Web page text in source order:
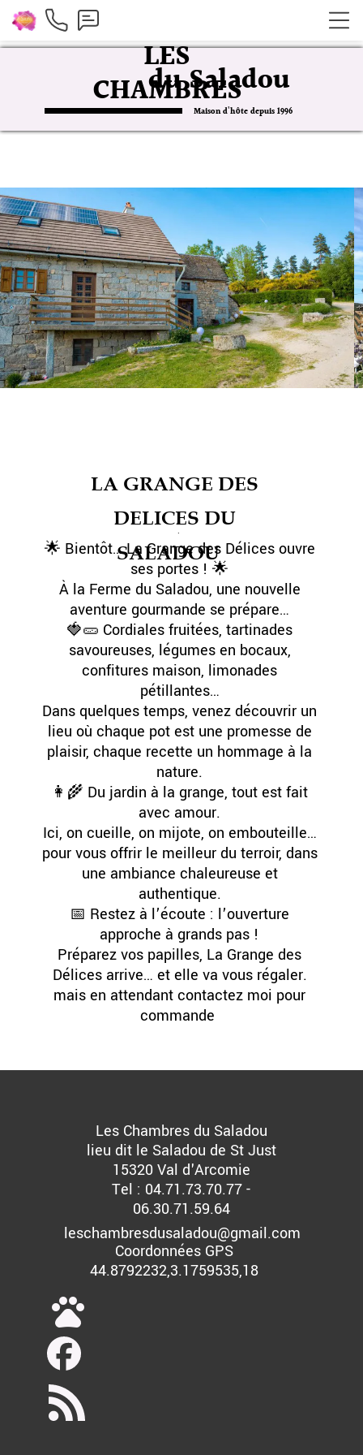
leschambresdusaladou@gmail.com
LES
CHAMBRESMaison d'hôte depuis 1996
pets
Les Chambres du Saladou
lieu dit le Saladou de St Just
15320 Val d'Arcomie
Tel : 04.71.73.70.77 -
06.30.71.59.64
Coordonnées GPS
44.8792232,3.1759535,18
du Saladou
LA GRANGE DES
DELICES DU
SALADOU
.
🌟 Bientôt… La Grange des Délices ouvre
ses portes ! 🌟
À la Ferme du Saladou, une nouvelle
aventure gourmande se prépare…
🍓🥒 Cordiales fruitées, tartinades
savoureuses, légumes en bocaux,
confitures maison, limonades
pétillantes…
Dans quelques temps, venez découvrir un
lieu où chaque pot est une promesse de
plaisir, chaque recette un hommage à la
nature.
👩‍🌾 Du jardin à la grange, tout est fait
avec amour.
Ici, on cueille, on mijote, on embouteille…
pour vous offrir le meilleur du terroir, dans
une ambiance chaleureuse et
authentique.
📅 Restez à l’écoute : l’ouverture
approche à grands pas !
Préparez vos papilles, La Grange des
Délices arrive… et elle va vous régaler.
mais en attendant contactez moi pour
commande